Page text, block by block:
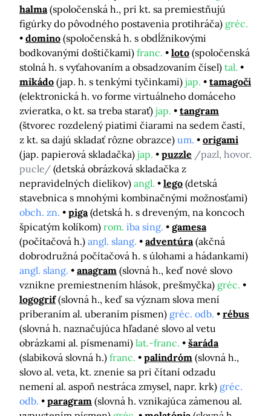
halma (spoločenská h., pri kt. sa premiestňujú
figúrky do pôvodného postavenia protihráča) gréc.
domino (spoločenská h. s obdĺžnikovými
bodkovanými doštičkami) franc. loto (spoločenská
stolná h. s vyťahovaním a obsadzovaním čísel) tal.
mikádo (jap. h. s tenkými tyčinkami) jap.
tamagoči
(elektronická h. vo forme virtuálneho domáceho
zvieratka, o kt. sa treba starať) jap.
tangram
(štvorec rozdelený piatimi čiarami na sedem častí,
z kt. sa dajú skladať rôzne obrazce) um.
origami
(jap. papierová skladačka) jap. puzzle /pazl, hovor.
pucle/ (detská obrázková skladačka z
nepravidelných dielikov) angl. lego (detská
stavebnica s mnohými kombinačnými možnosťami)
obch. zn.
piga (detská h. s dreveným, na koncoch
špicatým kolíkom) rom. iba sing.
gamesa
(počítačová h.) angl. slang. adventúra (akčná
dobrodružná počítačová h. s úlohami a hádankami)
angl. slang.
anagram (slovná h., keď nové slovo
vznikne premiestnením hlások, prešmyčka) gréc.
logogrif (slovná h., keď sa význam slova mení
priberaním al. uberaním písmen) gréc. odb.
rébus
(slovná h. naznačujúca hľadané slovo al vetu
obrázkami al. písmenami) lat.-franc.
šaráda
(slabiková slovná h.) franc. palindróm (slovná h.,
slovo al. veta, kt. znenie sa pri čítaní odzadu
nemení al. aspoň nestráca zmysel, napr. krk) gréc.
odb.
paragram (slovná h. vznikajúca zámenou al.